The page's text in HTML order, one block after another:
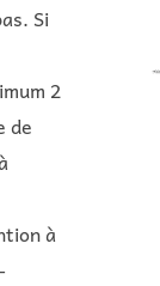
Si
2
de
à